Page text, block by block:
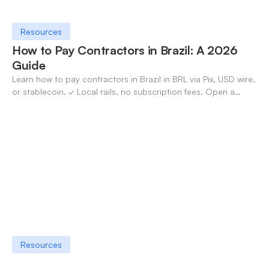
Resources
How to Pay Contractors in Brazil: A 2026
Guide
Learn how to pay contractors in Brazil in BRL via Pix, USD wire,
or stablecoin. ✓ Local rails, no subscription fees. Open a
Resources